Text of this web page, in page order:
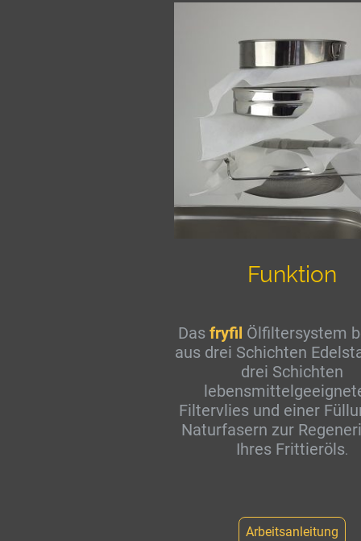
Funktion
Dasfryfil Ölfiltersystem
aus drei Schichten
drei Schichten
Filtervlies und einer
Naturfasern zur
Ihres Frittieröls.
Arbeitsanleitung